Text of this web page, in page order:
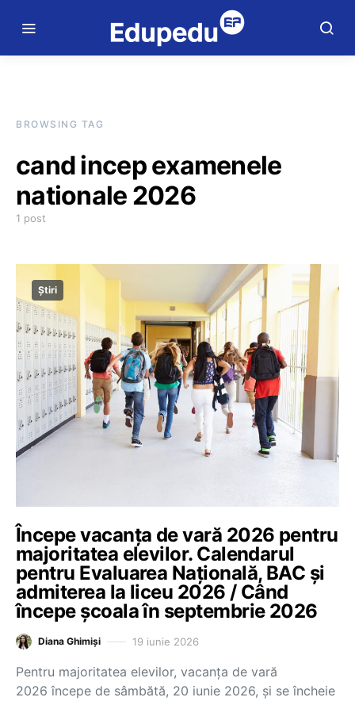
BROWSING TAG
cand incep examenele
nationale 2026
1 post
Știri
Începe vacanța de vară 2026 pentru
majoritatea elevilor. Calendarul
pentru Evaluarea Națională, BAC și
admiterea la liceu 2026 / Când
începe școala în septembrie 2026
Diana Ghimiși 19 iunie 2026
Pentru majoritatea elevilor, vacanța de vară
2026 începe de sâmbătă, 20 iunie 2026, și se încheie